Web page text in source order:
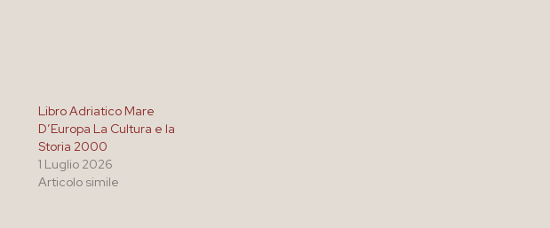
Libro Adriatico Mare
D’Europa La Cultura e la
Storia 2000
1 Luglio 2026
Articolo simile